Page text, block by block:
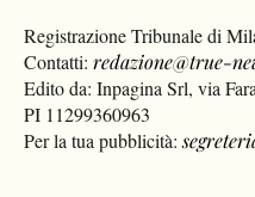
Registrazione Tribunale di
Contatti:redazione@true-
Edito da: Inpagina Srl, via
PI 11299360963
Per la tua pubblicità: